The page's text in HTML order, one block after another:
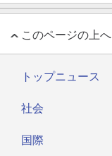
このページの上へ
トップニュース
社会
国際